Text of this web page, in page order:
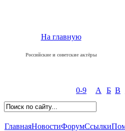
На главную
Российские и советские актёры
0-9 А Б В
ГлавнаяНовостиФорумСсылки